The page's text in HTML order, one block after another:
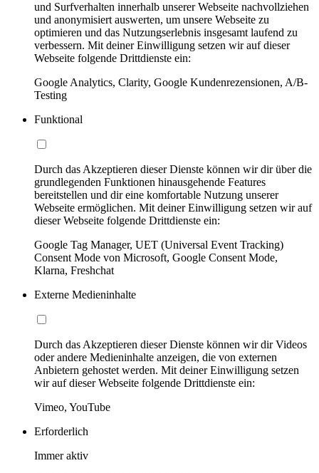
und Surfverhalten innerhalb unserer Webseite nachvollziehen
und anonymisiert auswerten, um unsere Webseite zu
optimieren und das Nutzungserlebnis insgesamt laufend zu
verbessern. Mit deiner Einwilligung setzen wir auf dieser
Webseite folgende Drittdienste ein:
Google Analytics, Clarity, Google Kundenrezensionen, A/B-
Testing
Funktional
Durch das Akzeptieren dieser Dienste können wir dir über die
grundlegenden Funktionen hinausgehende Features
bereitstellen und dir eine komfortable Nutzung unserer
Webseite ermöglichen. Mit deiner Einwilligung setzen wir auf
dieser Webseite folgende Drittdienste ein:
Google Tag Manager, UET (Universal Event Tracking)
Consent Mode von Microsoft, Google Consent Mode,
Klarna, Freshchat
Externe Medieninhalte
Durch das Akzeptieren dieser Dienste können wir dir Videos
oder andere Medieninhalte anzeigen, die von externen
Anbietern gehostet werden. Mit deiner Einwilligung setzen
wir auf dieser Webseite folgende Drittdienste ein:
Vimeo, YouTube
Erforderlich
Immer aktiv